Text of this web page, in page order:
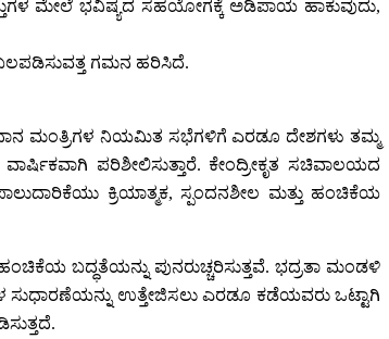
ಮೇಲೆ ಭವಿಷ್ಯದ ಸಹಯೋಗಕ್ಕೆ ಅಡಿಪಾಯ ಹಾಕುವುದು,
ಬಲಪಡಿಸುವತ್ತ ಗಮನ ಹರಿಸಿದೆ.
ಮಂತ್ರಿಗಳ ನಿಯಮಿತ ಸಭೆಗಳಿಗೆ ಎರಡೂ ದೇಶಗಳು ತಮ್ಮ
ಪರಿಶೀಲಿಸುತ್ತಾರೆ. ಕೇಂದ್ರೀಕೃತ ಸಚಿವಾಲಯದ
ಕ್ರಿಯಾತ್ಮಕ, ಸ್ಪಂದನಶೀಲ ಮತ್ತು ಹಂಚಿಕೆಯ
ಬದ್ಧತೆಯನ್ನು ಪುನರುಚ್ಚರಿಸುತ್ತವೆ. ಭದ್ರತಾ ಮಂಡಳಿ
ಸುಧಾರಣೆಯನ್ನು ಉತ್ತೇಜಿಸಲು ಎರಡೂ ಕಡೆಯವರು ಒಟ್ಟಾಗಿ